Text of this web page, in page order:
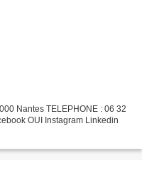
Nantes TELEPHONE : 06 32
OUI Instagram Linkedin